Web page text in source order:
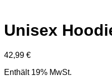
Unisex
42,99 €
Enthält 19% MwSt.